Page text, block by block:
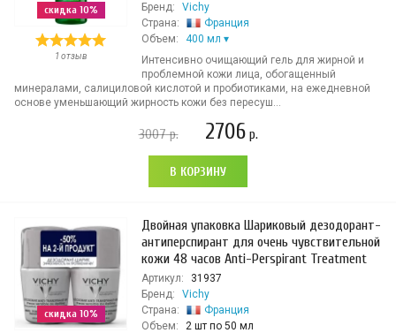
скидка 10%
1 отзыв
Бренд:
Vichy
Страна:
Франция
Объем:
400 мл
Интенсивно очищающий гель для жирной и
проблемной кожи лица, обогащенный
минералами, салициловой кислотой и пробиотиками, на ежедневной
основе уменьшающий жирность кожи без пересуш...
3007р. 2706р.
В КОРЗИНУ
скидка 10%
Двойная упаковка Шариковый дезодорант-
антиперспирант для очень чувствительной
кожи 48 часов Anti-Perspirant Treatment
Артикул:
31937
Бренд:
Vichy
Страна:
Франция
Объем:
2 шт по 50 мл